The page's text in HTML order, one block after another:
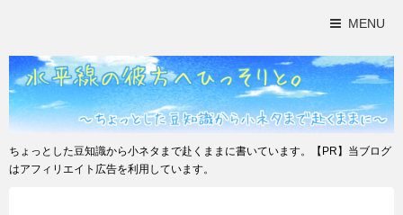
MENU
ちょっとした豆知識から小ネタまで赴くままに書いています。【PR】当ブログ
はアフィリエイト広告を利用しています。